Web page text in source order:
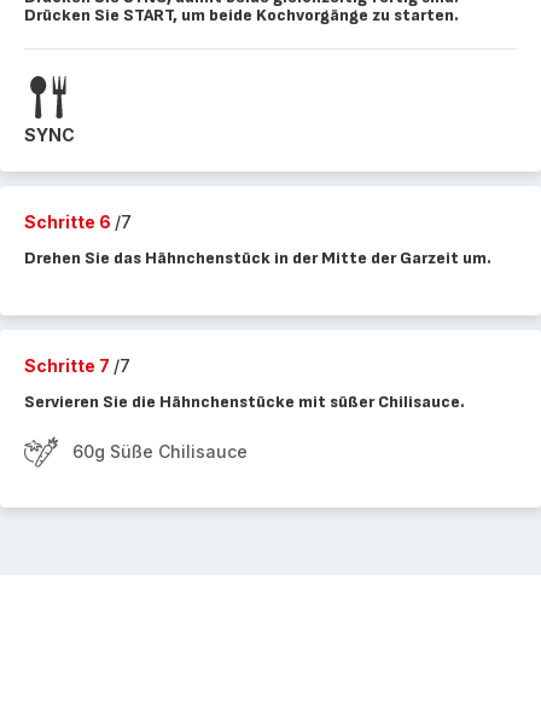
Drücken Sie START, um beide Kochvorgänge zu starten.
SYNC
Schritte 6 /7
Drehen Sie das Hähnchenstück in der Mitte der Garzeit um.
Schritte 7 /7
Servieren Sie die Hähnchenstücke mit süßer Chilisauce.
60g Süße Chilisauce